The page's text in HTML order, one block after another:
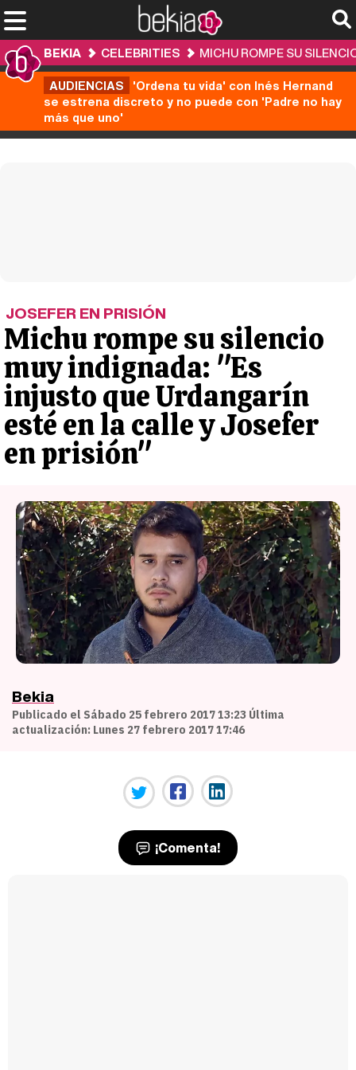
BEKIA CELEBRITIES
MICHU ROMPE SU
AUDIENCIAS 'Ordena tu vida' con Inés Hernand
se estrena discreto y no puede con 'Padre no hay
más que uno'
JOSEFER EN PRISIÓN
Michu rompe su silencio
muy indignada: "Es
injusto que Urdangarín
esté en la calle y Josefer
en prisión"
Bekia
Publicado el Sábado 25 febrero 2017 13:23 Última
actualización: Lunes 27 febrero 2017 17:46
¡Comenta!